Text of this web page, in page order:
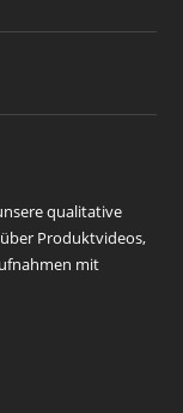
qualitative
Produktvideos,
mit